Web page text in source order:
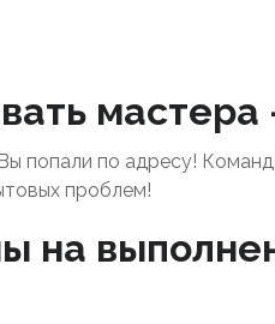
попали по адресу!
проблем!
на